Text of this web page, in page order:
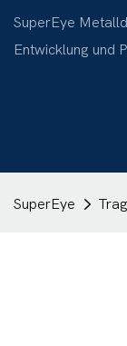
SuperEye
Entwicklung und
SuperEye